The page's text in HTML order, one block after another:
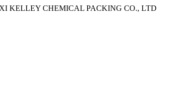
KELLEY CHEMICAL PACKING CO., LTD